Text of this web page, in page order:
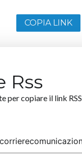
COPIA LINK
Rss
per copiare il link RSS